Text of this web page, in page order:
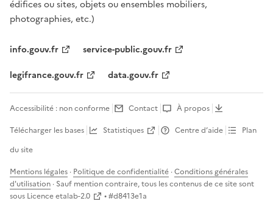
édifices ou sites, objets ou ensembles mobiliers,
photographies, etc.)
info.gouv.fr
service-public.gouv.fr
legifrance.gouv.fr
data.gouv.fr
Accessibilité : non conforme Contact
À propos
Télécharger les bases
Statistiques Centre d’aide
Plan
du site
Mentions légales · Politique de confidentialité ·Conditions générales
d'utilisation · Sauf mention contraire, tous les contenus de ce site sont
sous Licence etalab-2.0 • #d8413e1a